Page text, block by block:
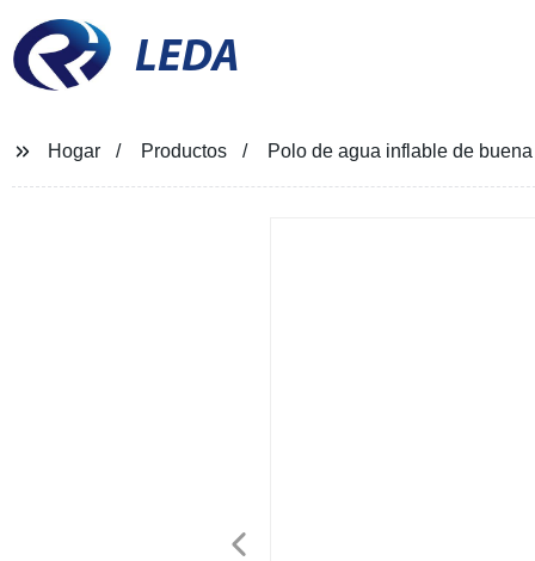
LEDA
Hogar Productos Polo de agua inflable de